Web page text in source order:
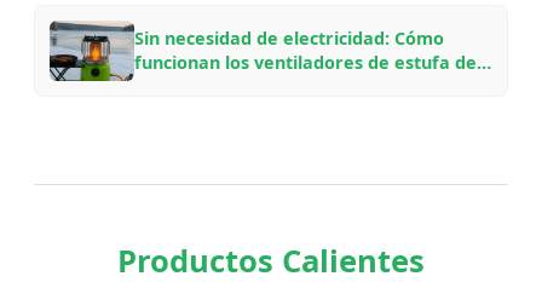
Sin necesidad de electricidad: Cómo
funcionan los ventiladores de estufa de
Productos Calientes